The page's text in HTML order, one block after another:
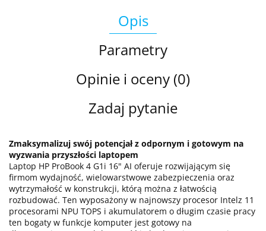
Opis
Parametry
Opinie i oceny (0)
Zadaj pytanie
Zmaksymalizuj swój potencjał z odpornym i gotowym na
wyzwania przyszłości laptopem
Laptop HP ProBook 4 G1i 16" AI oferuje rozwijającym się
firmom wydajność, wielowarstwowe zabezpieczenia oraz
wytrzymałość w konstrukcji, którą można z łatwością
rozbudować. Ten wyposażony w najnowszy procesor Intelz 11
procesorami NPU TOPS i akumulatorem o długim czasie pracy
ten bogaty w funkcje komputer jest gotowy na